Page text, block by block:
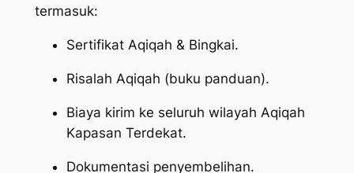
termasuk:
Sertifikat Aqiqah & Bingkai.
Risalah Aqiqah (buku panduan).
Biaya kirim ke seluruh wilayah Aqiqah
Kapasan Terdekat.
Dokumentasi penyembelihan.